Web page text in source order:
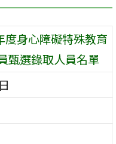
度身心障礙特殊教育
甄選錄取人員名單